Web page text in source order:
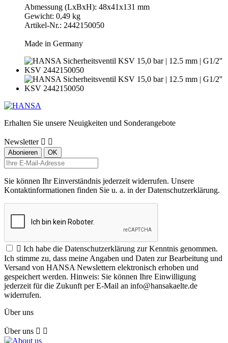
Abmessung (LxBxH): 48x41x131 mm
Gewicht: 0,49 kg
Artikel-Nr.: 2442150050
Made in Germany
Erhalten Sie unsere Neuigkeiten und Sonderangebote
Newsletter  
Sie können Ihr Einverständnis jederzeit widerrufen. Unsere
Kontaktinformationen finden Sie u. a. in der Datenschutzerklärung.
 Ich habe die Datenschutzerklärung zur Kenntnis genommen.
Ich stimme zu, dass meine Angaben und Daten zur Bearbeitung und
Versand von HANSA Newslettern elektronisch erhoben und
gespeichert werden. Hinweis: Sie können Ihre Einwilligung
jederzeit für die Zukunft per E-Mail an info@hansakaelte.de
widerrufen.
Über uns
Über uns  